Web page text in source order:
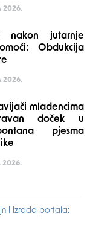
2026.
nakon jutarnje
Obdukcija
2026.
mladencima
doček u
pjesma
2026.
i izrada portala: